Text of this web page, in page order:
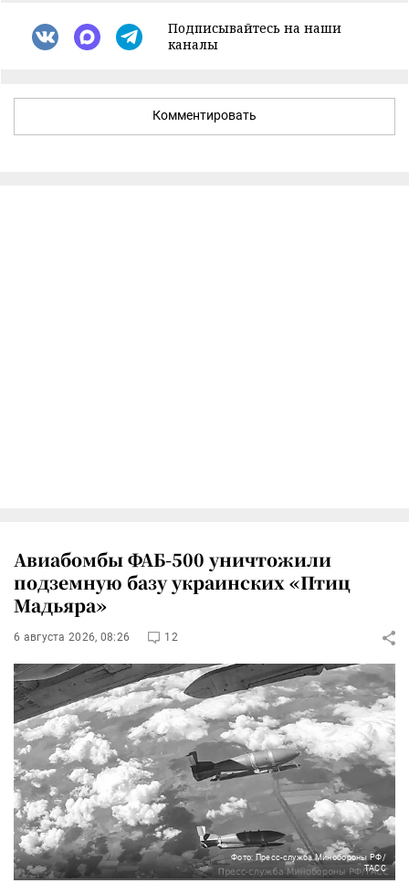
Подписывайтесь на наши
каналы
Комментировать
Авиабомбы ФАБ-500 уничтожили
подземную базу украинских «Птиц
Мадьяра»
6 августа 2026, 08:26 12
Фото: Пресс-служба Минобороны РФ/
ТАСС